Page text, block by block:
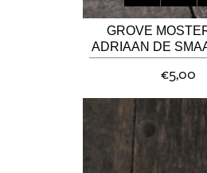
GROVE
ADRIAAN DE
€5,00